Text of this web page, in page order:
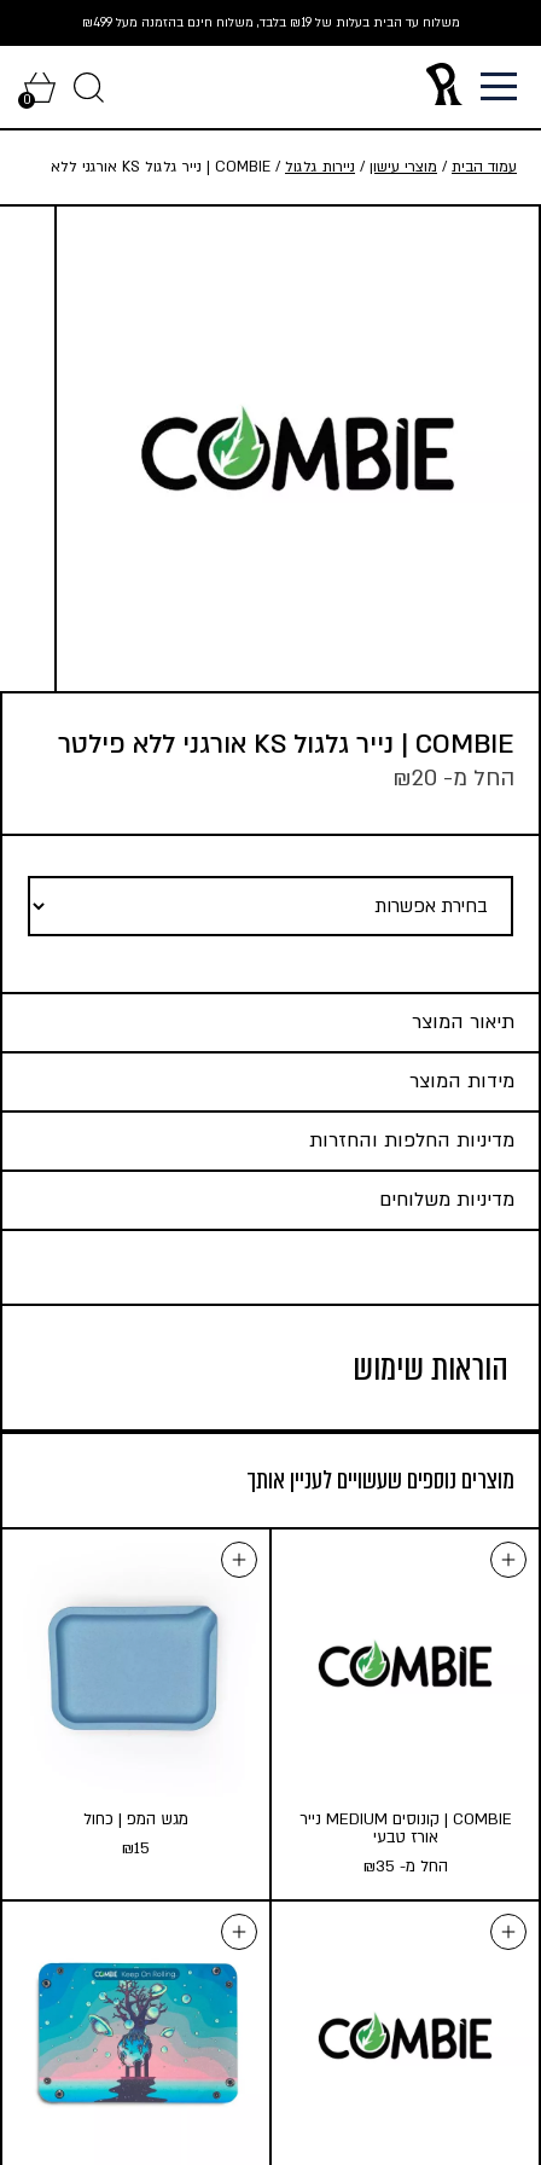
to
content
משלוח עד הבית בעלות של ₪19 בלבד, משלוח חינם בהזמנה מעל ₪499
0
עמוד הבית/ מוצרי עישון/ ניירות גלגול
/ COMBIE | נייר גלגול KS אורגני ללא
COMBIE | נייר גלגול KS אורגני ללא פילטר
החל מ- ₪20
תיאור המוצר
מידות המוצר
מדיניות החלפות והחזרות
מדיניות משלוחים
הוראות שימוש
מוצרים נוספים שעשויים לעניין אותך
COMBIE | קונוסים MEDIUM נייר
אורז טבעי
החל מ-
₪35
כמות במארז:
מגש המפ | כחול
₪15
₪15
הוספה לסל